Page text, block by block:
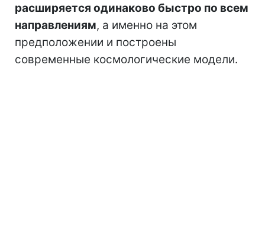
расширяется одинаково быстро по всем
направлениям, а именно на этом
предположении и построены
современные космологические модели.